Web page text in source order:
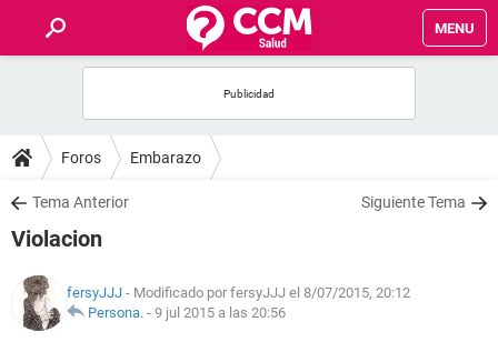
MENU
FOROS
SALUD
NUTRICIÓN
Foros Embarazo
Tema Anterior Siguiente Tema
Violacion
fersyJJJ - Modificado por fersyJJJ el 8/07/2015, 20:12
Persona. - 9 jul 2015 a las 20:56